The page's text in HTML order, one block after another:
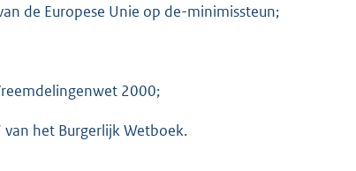
de Europese Unie op de-minimissteun;
2000;
het Burgerlijk Wetboek.